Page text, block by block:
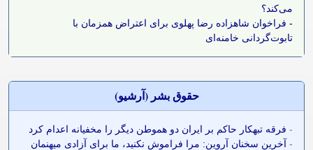
می‌کند؟
- فراخوان شاهزاده رضا پهلوی برای اعتراض همزمان با
تابوت‌گردانی خامنه‌ای
حقوق بشر (آرشيو)
- فرقه تبهکار حاکم بر ایران دو هموطن دیگر را مخفیانه اعدام کرد
- آخرین سخنان آروین: مرا فراموش نکنید، ما برای آزادی میهنمان